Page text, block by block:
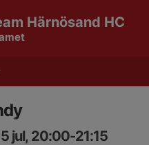
Härnösand HC
jul, 20:00-21:15